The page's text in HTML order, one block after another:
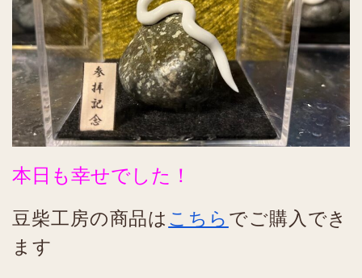
本日も幸せでした！
豆柴工房の商品は こちら でご購入でき
ます